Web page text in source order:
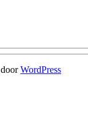
WordPress